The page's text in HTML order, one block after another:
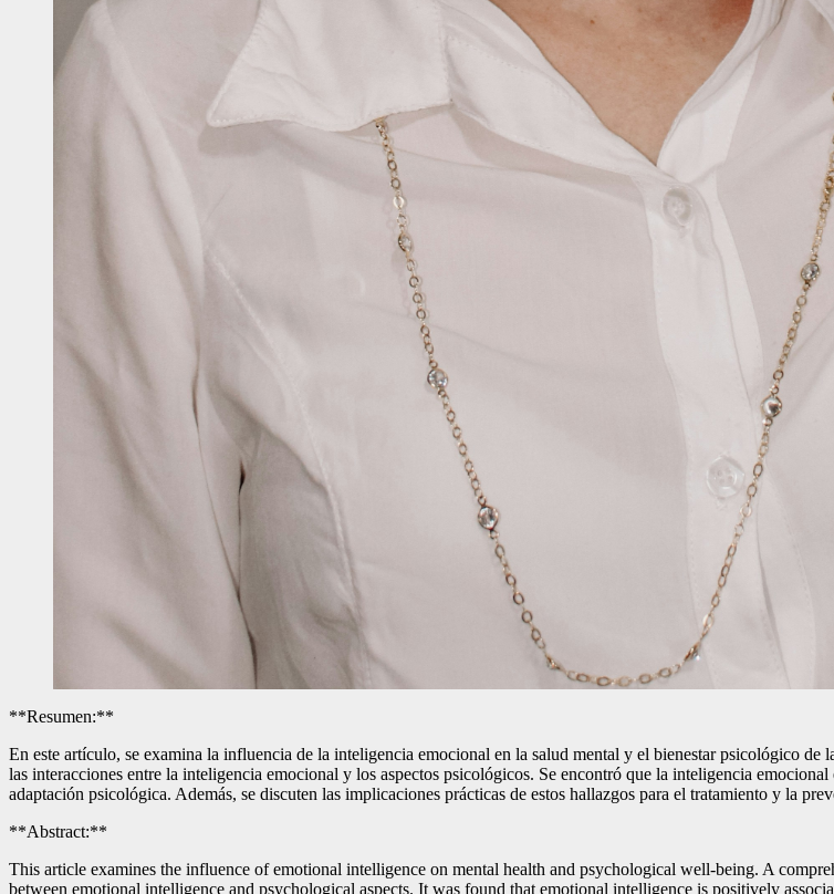
**Resumen:**
En este artículo, se examina la influencia de la inteligencia emocional en la salud mental y el bienestar psicológico
las interacciones entre la inteligencia emocional y los aspectos psicológicos. Se encontró que la inteligencia
adaptación psicológica. Además, se discuten las implicaciones prácticas de estos hallazgos para el tratamiento y la
**Abstract:**
This article examines the influence of emotional intelligence on mental health and psychological well-being. A
between emotional intelligence and psychological aspects. It was found that emotional intelligence is positively